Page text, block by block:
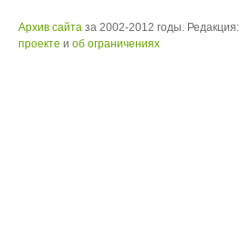
Архив сайта за 2002-2012 годы. Редакция:
проекте и об ограничениях